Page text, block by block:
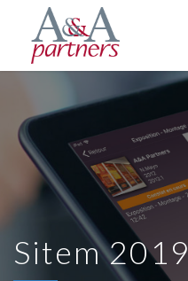
Sitem 2019